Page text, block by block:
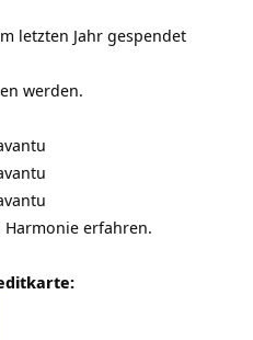
letzten Jahr gespendet
werden.
Harmonie erfahren.